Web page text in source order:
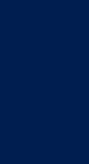
Agentur
neuer Co-Trainer